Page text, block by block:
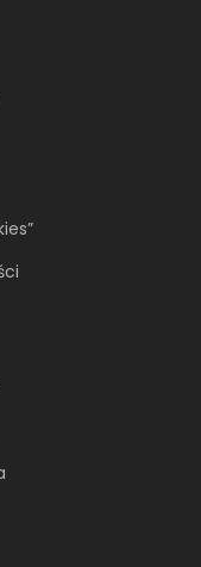
Nawet
stołach,
to coś